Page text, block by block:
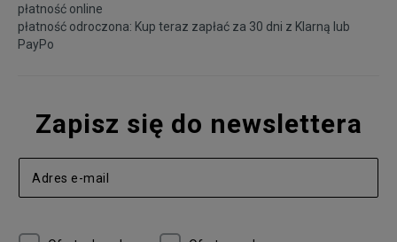
płatność online
płatność odroczona: Kup teraz zapłać za 30 dni z Klarną lub
PayPo
Zapisz się do newslettera